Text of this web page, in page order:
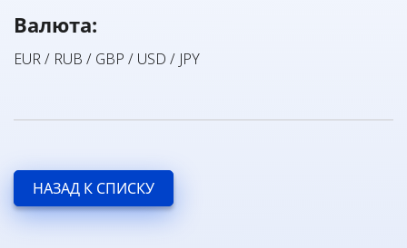
Валюта:
EUR / RUB / GBP / USD / JPY
НАЗАД К СПИСКУ